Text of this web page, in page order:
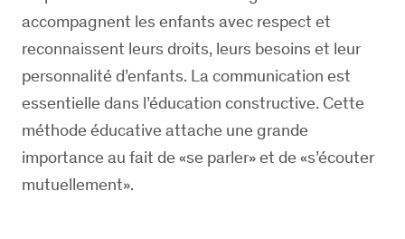
accompagnent les enfants avec respect et
reconnaissent leurs droits, leurs besoins et leur
personnalité d’enfants. La communication est
essentielle dans l’éducation constructive. Cette
méthode éducative attache une grande
importance au fait de «se parler» et de «s’écouter
mutuellement».